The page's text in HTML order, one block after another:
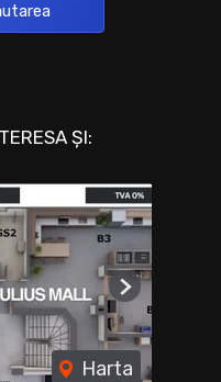
ȘI:
Harta
Next